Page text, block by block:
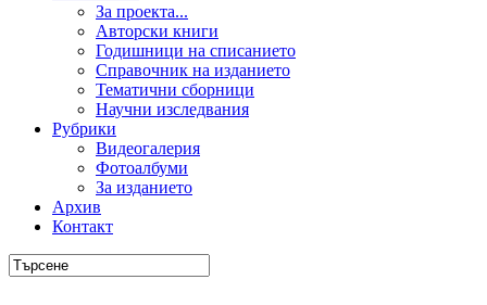
За проекта...
Авторски книги
Годишници на списанието
Справочник на изданието
Тематични сборници
Научни изследвания
Рубрики
Видеогалерия
Фотоалбуми
За изданието
Архив
Контакт